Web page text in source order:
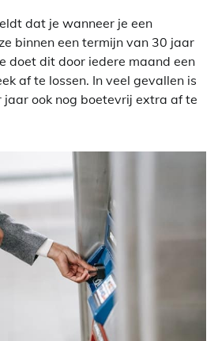
dat je wanneer je een
binnen een termijn van 30 jaar
doet dit door iedere maand een
af te lossen. In veel gevallen is
jaar ook nog boetevrij extra af te